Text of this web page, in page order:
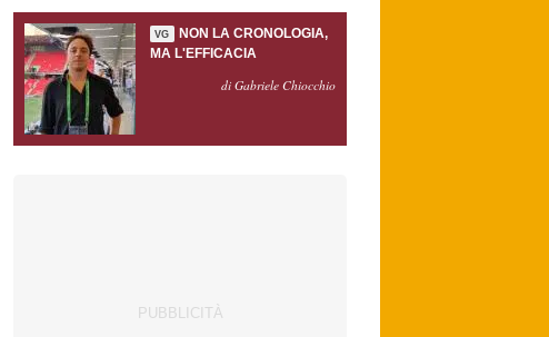
VG
NON LA CRONOLOGIA,
MA L'EFFICACIA
di Gabriele Chiocchio